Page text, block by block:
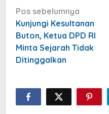
Navigasi
pos
Pos sebelumnya
Kunjungi Kesultanan
Buton, Ketua DPD RI
Minta Sejarah Tidak
Ditinggalkan